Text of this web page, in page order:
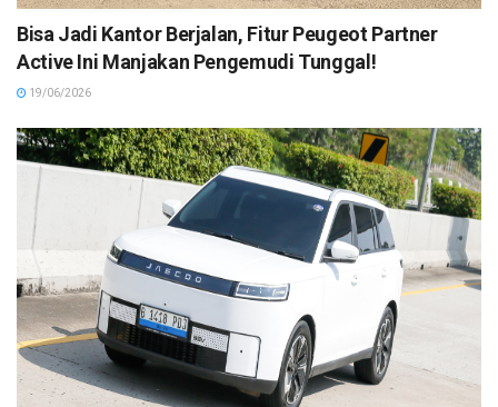
Bisa Jadi Kantor Berjalan, Fitur Peugeot Partner
Active Ini Manjakan Pengemudi Tunggal!
19/06/2026